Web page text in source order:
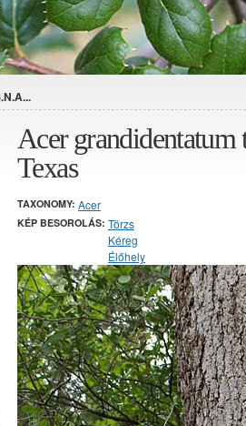
Acer grandidentatum
Texas
TAXONOMY: Acer
KÉP BESOROLÁS: Törzs
Kéreg
Élőhely